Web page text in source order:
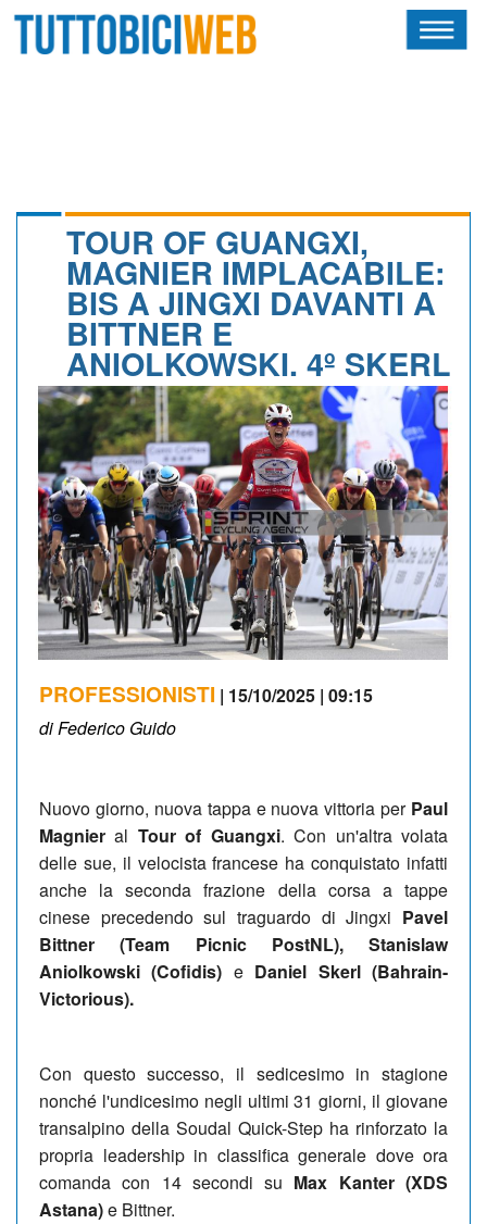
CALENDARIO
ALBI D'ORO
NEWSLETTER
TOUR OF GUANGXI,
MAGNIER IMPLACABILE:
BIS A JINGXI DAVANTI A
BITTNER E
ANIOLKOWSKI. 4º SKERL
PROFESSIONISTI | 15/10/2025 | 09:15
di Federico Guido
Nuovo giorno, nuova tappa e nuova vittoria per Paul
Magnier al Tour of Guangxi. Con un'altra volata
delle sue, il velocista francese ha conquistato infatti
anche la seconda frazione della corsa a tappe
cinese precedendo sul traguardo di Jingxi Pavel
Bittner (Team Picnic PostNL), Stanislaw
Aniolkowski (Cofidis) eDaniel Skerl (Bahrain-
Victorious).
Con questo successo, il sedicesimo in stagione
nonché l'undicesimo negli ultimi 31 giorni, il giovane
transalpino della Soudal Quick-Step ha rinforzato la
propria leadership in classifica generale dove ora
comanda con 14 secondi su Max Kanter (XDS
Astana)e Bittner.